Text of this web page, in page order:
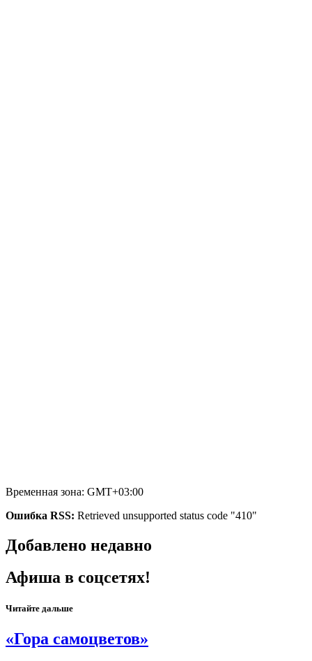
Временная зона: GMT+03:00
Ошибка RSS: Retrieved unsupported status code "410"
Добавлено недавно
Афиша в соцсетях!
Читайте дальше
«Гора самоцветов»